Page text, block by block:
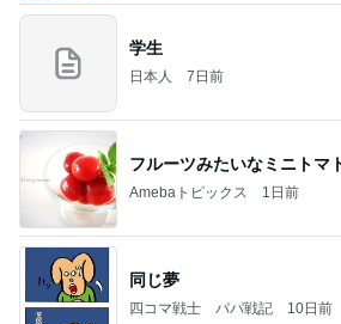
学生
日本人 7日前
フルーツみたいなミニトマ
Amebaトピックス 1日前
同じ夢
四コマ戦士 パパ戦記 10日前